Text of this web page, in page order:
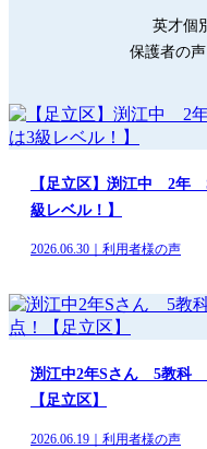
英才個
保護者の
【足立区】渕江中 2年
級レベル！】
2026.06.30｜利用者様の声
渕江中2年Sさん 5教科
【足立区】
2026.06.19｜利用者様の声